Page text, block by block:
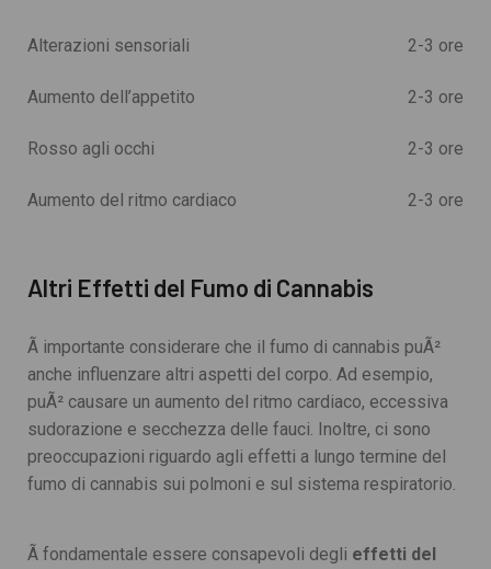
Alterazioni sensoriali 2-3 ore
Aumento dell’appetito 2-3 ore
Rosso agli occhi 2-3 ore
Aumento del ritmo cardiaco 2-3 ore
Altri Effetti del Fumo di Cannabis
Ã importante considerare che il fumo di cannabis puÃ²
anche influenzare altri aspetti del corpo. Ad esempio,
puÃ² causare un aumento del ritmo cardiaco, eccessiva
sudorazione e secchezza delle fauci. Inoltre, ci sono
preoccupazioni riguardo agli effetti a lungo termine del
fumo di cannabis sui polmoni e sul sistema respiratorio.
Ã fondamentale essere consapevoli degli effetti del